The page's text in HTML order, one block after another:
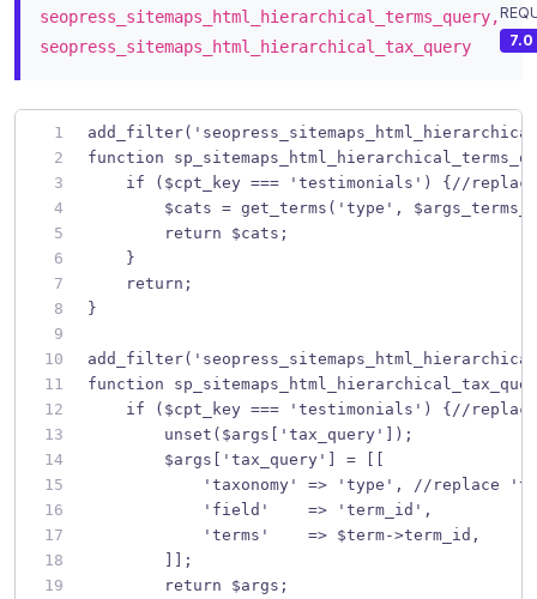
seopress_sitemaps_html_hierarchical_terms_query,
seopress_sitemaps_html_hierarchical_tax_query
7.0
function
if ($cpt_key === 'testimonials') {//
$cats = get_terms('type',
        return $cats;
    }
    return;
}
function
if ($cpt_key === 'testimonials') {//
        unset($args['tax_query']);
        $args['tax_query'] = [[
'taxonomy' => 'type', //replace
            'field'    => 'term_id',
            'terms'    => $term->term_id,
        ]];
        return $args;